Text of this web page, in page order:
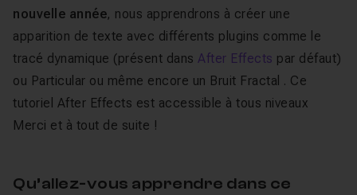
nouvelle année, nous apprendrons à créer une
apparition de texte avec différents plugins comme le
tracé dynamique (présent dans After Effects par défaut)
ou Particular ou même encore un Bruit Fractal . Ce
tutoriel After Effects est accessible à tous niveaux
Merci et à tout de suite !
Qu’allez-vous apprendre dans ce